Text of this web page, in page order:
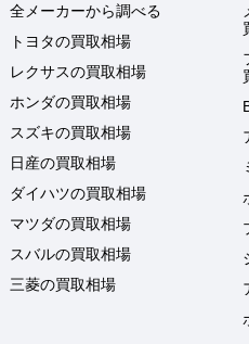
全メーカーから調べる
トヨタの買取相場
レクサスの買取相場
ホンダの買取相場
スズキの買取相場
日産の買取相場
ダイハツの買取相場
マツダの買取相場
スバルの買取相場
三菱の買取相場